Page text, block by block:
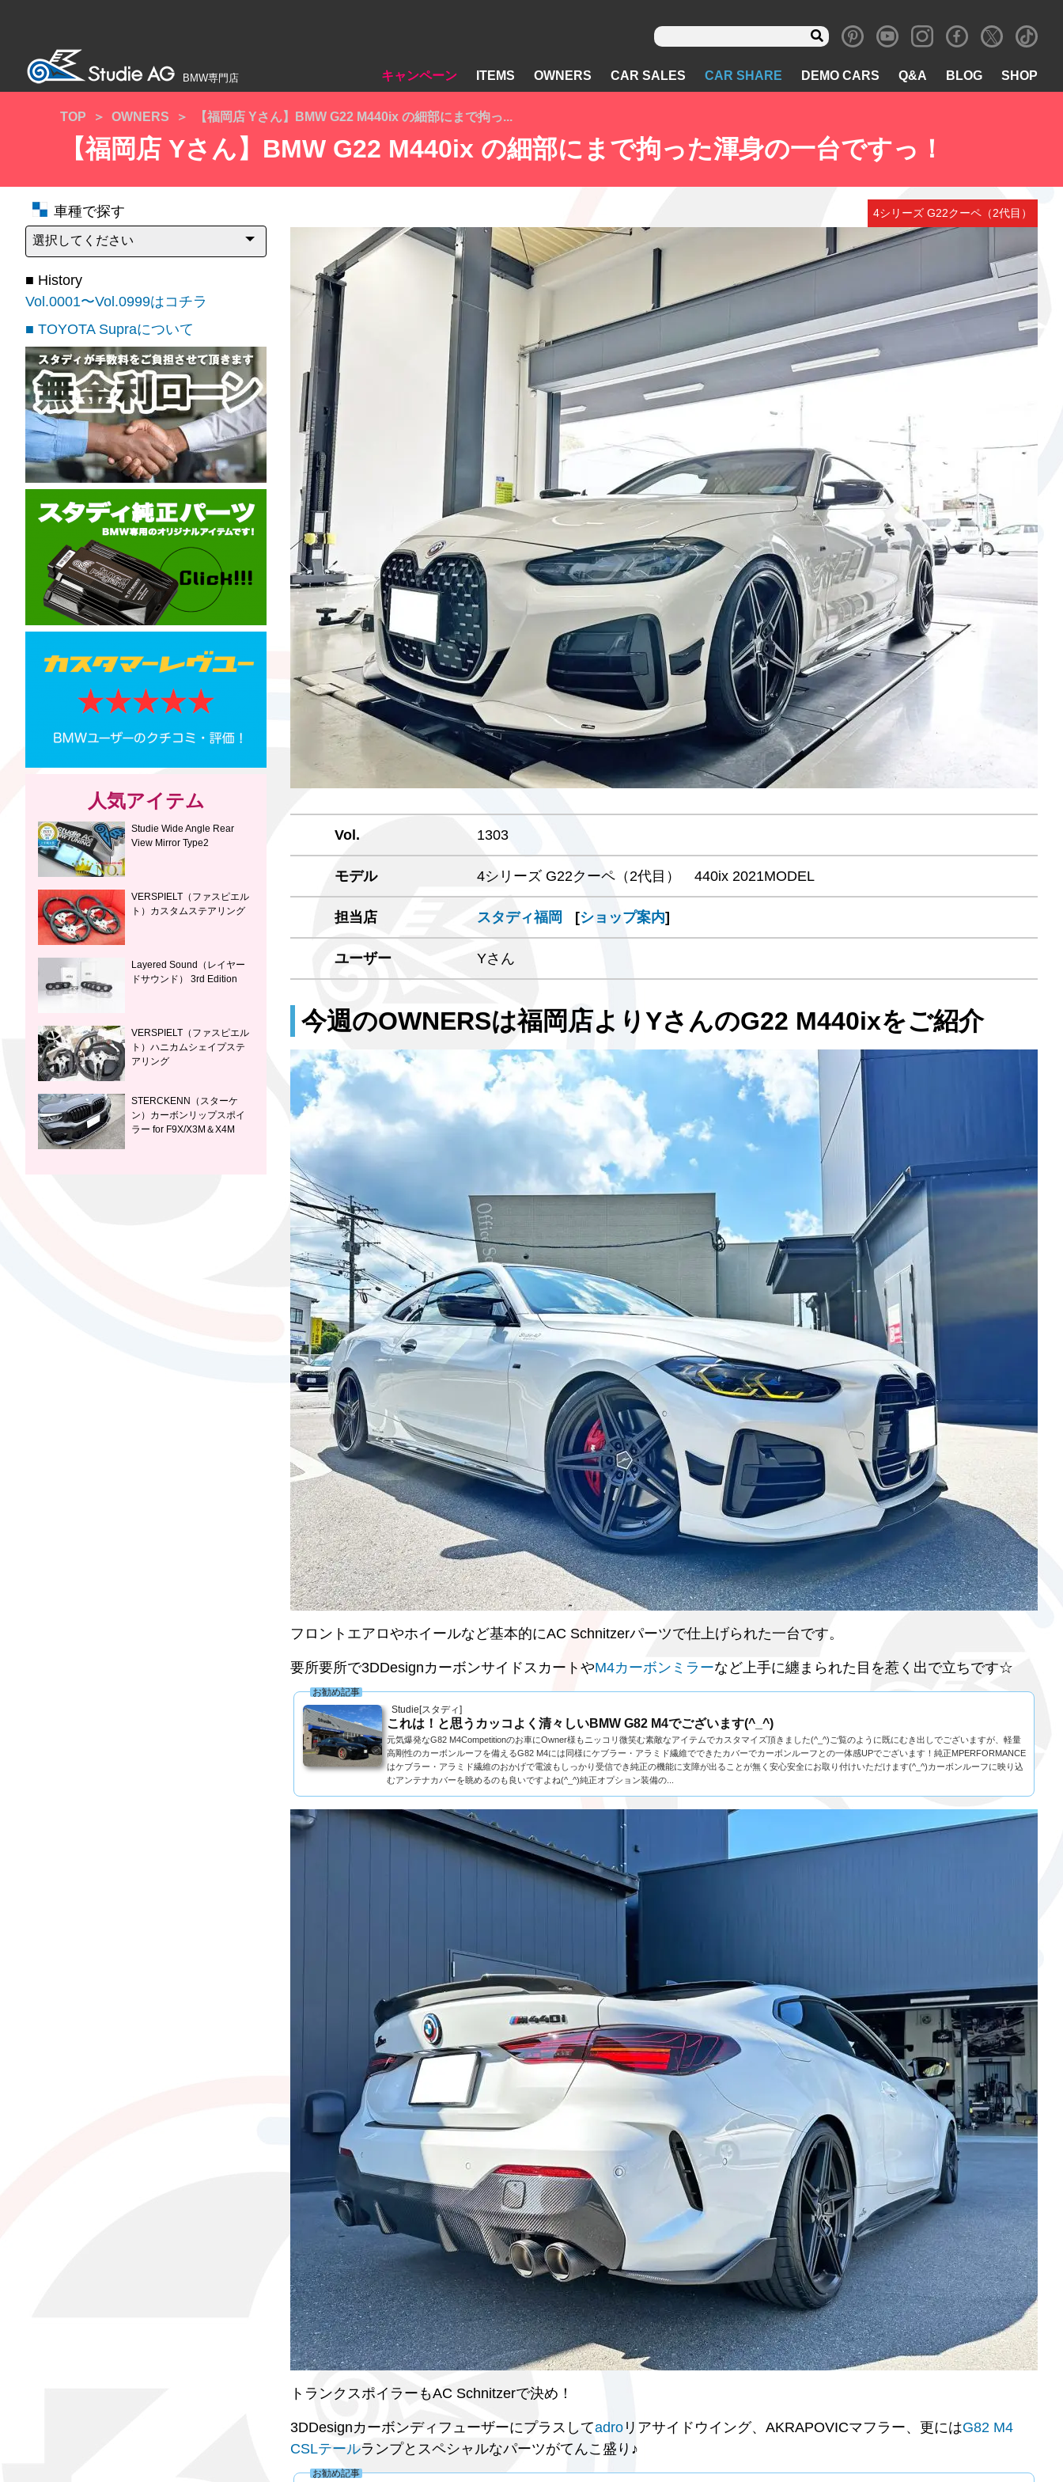
BMW専門店 キャンペーン ITEMS OWNERS CAR SALES CAR SHARE DEMO CARS Q&A BLOG SHOP
TOP OWNERS 【福岡店 Yさん】BMW G22 M440ix の細部にまで拘っ...
【福岡店 Yさん】BMW G22 M440ix の細部にまで拘った渾身の一台ですっ！
車種で探す
■ History
Vol.0001〜Vol.0999はコチラ
■ TOYOTA Supraについて
人気アイテム
Studie Wide Angle Rear
View Mirror Type2
VERSPIELT（ファスピエル
ト）カスタムステアリング
Layered Sound（レイヤー
ドサウンド） 3rd Edition
VERSPIELT（ファスピエル
ト）ハニカムシェイプステ
アリング
STERCKENN（スターケ
ン）カーボンリップスポイ
ラー for F9X/X3M＆X4M
4シリーズ G22クーペ（2代目）
Vol. 1303
モデル 4シリーズ G22クーペ（2代目） 440ix 2021MODEL
担当店 スタディ福岡 [ショップ案内]
ユーザー Yさん
今週のOWNERSは福岡店よりYさんのG22 M440ixをご紹介
フロントエアロやホイールなど基本的にAC Schnitzerパーツで仕上げられた一台です。
要所要所で3DDesignカーボンサイドスカートやM4カーボンミラーなど上手に纏まられた目を惹く出で立ちです☆
Studie[スタディ]
お勧め記事
これは！と思うカッコよく清々しいBMW G82 M4でございます(^_^)
元気爆発なG82 M4Competitionのお車にOwner様もニッコリ微笑む素敵なアイテムでカスタマイズ頂きました(^_^)ご覧のように既にむき出しでございますが、軽量
高剛性のカーボンルーフを備えるG82 M4には同様にケブラー・アラミド繊維でできたカバーでカーボンルーフとの一体感UPでございます！純正MPERFORMANCE
はケブラー・アラミド繊維のおかげで電波もしっかり受信でき純正の機能に支障が出ることが無く安心安全にお取り付けいただけます(^_^)カーボンルーフに映り込
むアンテナカバーを眺めるのも良いですよね(^_^)純正オプション装備の...
トランクスポイラーもAC Schnitzerで決め！
3DDesignカーボンディフューザーにプラスしてadro リアサイドウイング、 AKRAPOVICマフラー、更にはG82 M4
CSLテールランプとスペシャルなパーツがてんこ盛り♪
お勧め記事